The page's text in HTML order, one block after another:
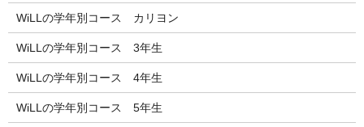
WiLLの学年別コース カリヨン
WiLLの学年別コース 3年生
WiLLの学年別コース 4年生
WiLLの学年別コース 5年生